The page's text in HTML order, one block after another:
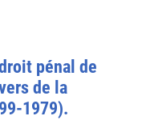
pénal de
de la
1979).